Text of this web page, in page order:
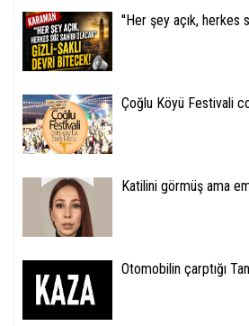
''Her şey açık, herkes
Çoğlu Köyü Festivali
Katilini görmüş ama
Otomobilin çarptığı